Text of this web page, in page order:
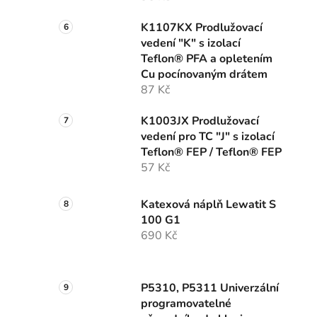
K1107KX Prodlužovací
vedení "K" s izolací
Teflon® PFA a opletením
Cu pocínovaným drátem
87 Kč
K1003JX Prodlužovací
vedení pro TC "J" s izolací
Teflon® FEP / Teflon® FEP
57 Kč
Katexová náplň Lewatit S
100 G1
690 Kč
P5310, P5311 Univerzální
programovatelné